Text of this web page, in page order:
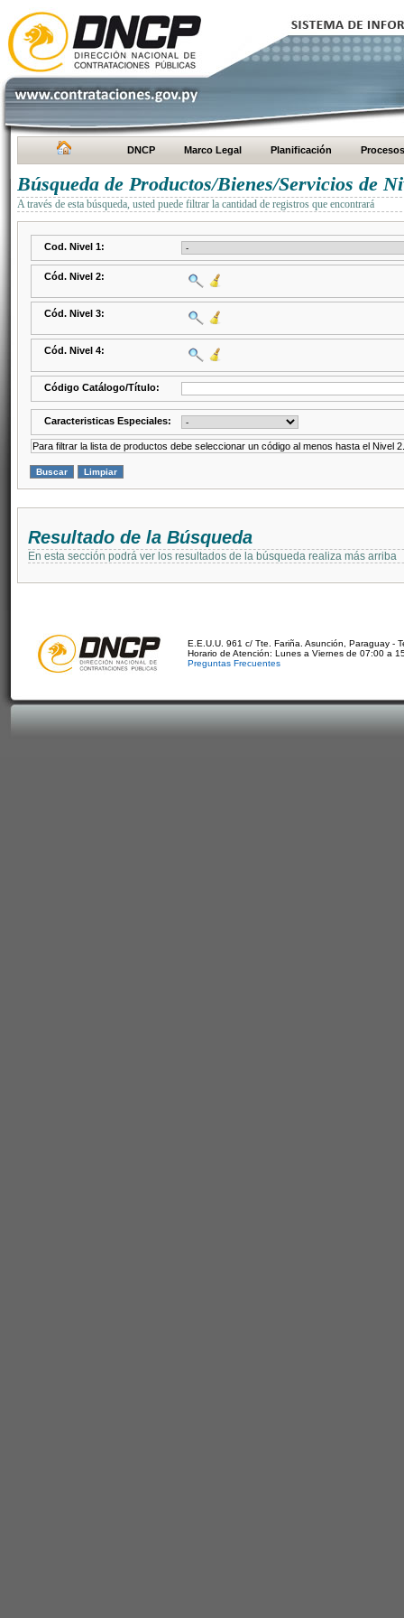
DNCP Marco Legal Planificación Procesos
Búsqueda de Productos/Bienes/Servicios de
A través de esta búsqueda, usted puede filtrar la cantidad de registros que encontrará
Cod. Nivel 1:
Cód. Nivel 2:
Cód. Nivel 3:
Cód. Nivel 4:
Código Catálogo/Título:
Caracteristicas Especiales:
Para filtrar la lista de productos debe seleccionar un código al menos hasta el Nivel 2.
Resultado de la Búsqueda
En esta sección podrá ver los resultados de la búsqueda realiza más arriba
E.E.U.U. 961 c/ Tte. Fariña. Asunción, Paraguay -
Horario de Atención: Lunes a Viernes de 07:00 a
Preguntas Frecuentes